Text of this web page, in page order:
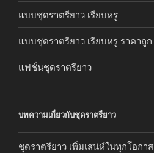
แบบชุดราตรียาว เรียบหรู
แบบชุดราตรียาว เรียบหรู ราคาถูก
แฟชั่นชุดราตรียาว
บทความเกี่ยวกับชุดราตรียาว
ชุดราตรียาว เพิ่มเสน่ห์ในทุกโอกาส